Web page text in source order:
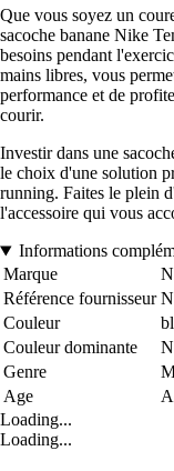
Que vous soyez un
sacoche banane Nike
besoins pendant
mains libres, vous
performance et de
courir.
Investir dans une
le choix d'une solution
running. Faites le plein
l'accessoire qui vous
Informations
Marque
Référence fournisseur
Couleur
Couleur dominante
Genre
Age
Loading...
Loading...